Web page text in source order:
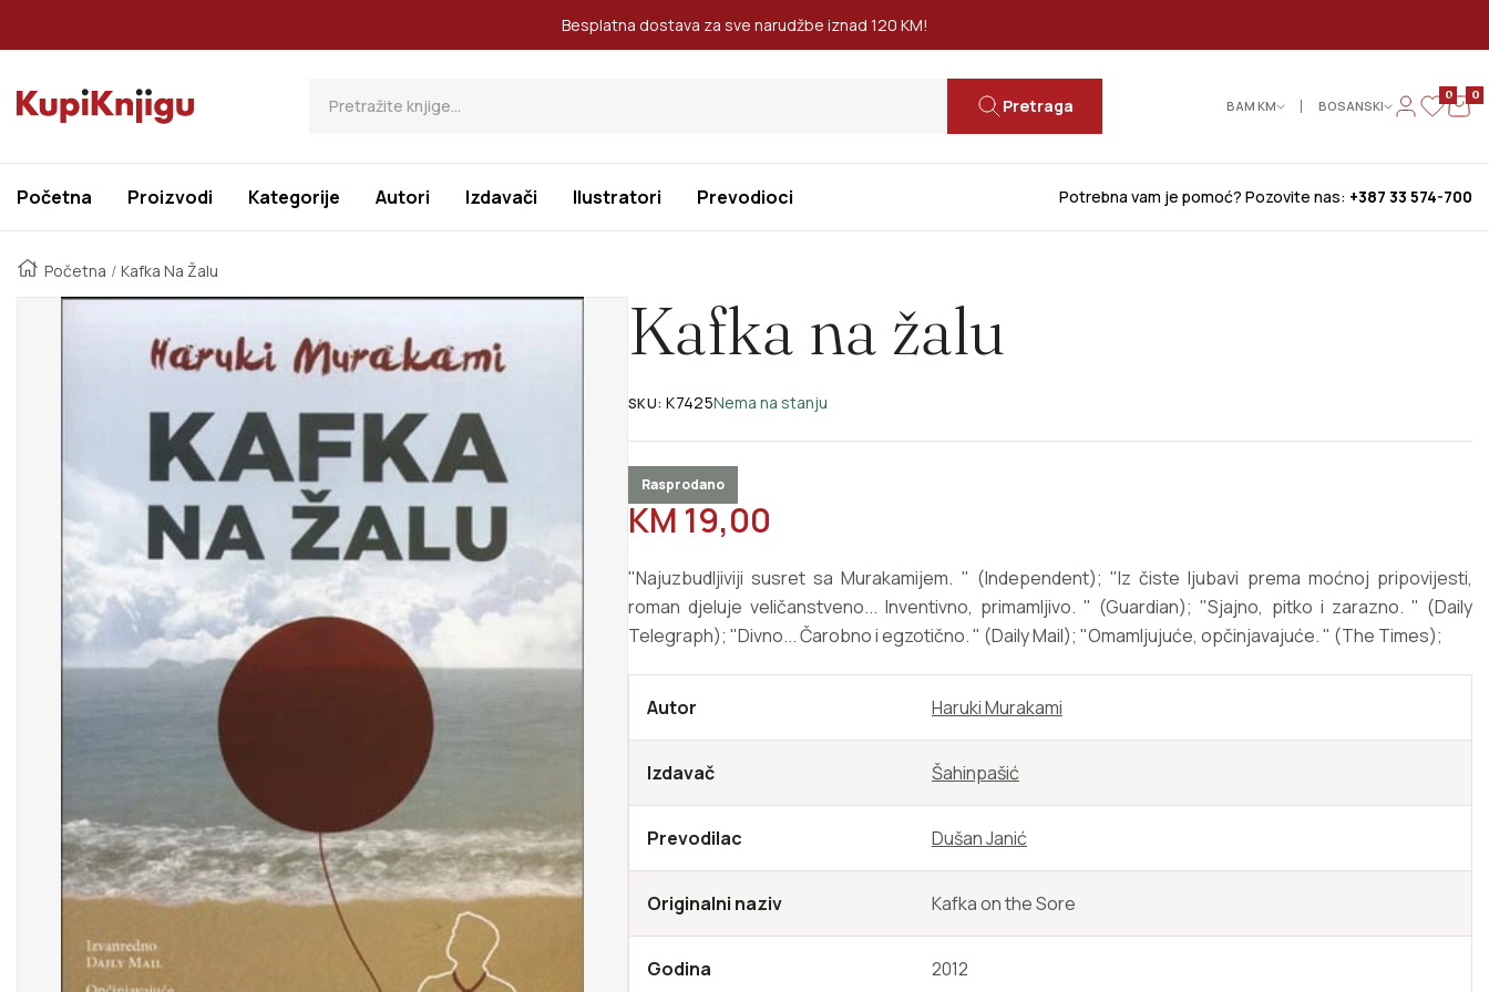
Besplatna dostava za sve narudžbe iznad 120 KM!
Kupi Knjigu Pretraga BAM КМ BOSANSKI
0 0
Početna Proizvodi Kategorije Autori Izdavači Ilustratori Prevodioci Potrebna vam je pomoć? Pozovite nas: +387 33 574-700
Početna Kafka Na Žalu
Kafka na žalu
SKU: K7425Nema na stanju
REDOVNA CIJENA
KM 19,00
Rasprodano
"Najuzbudljiviji susret sa Murakamijem. " (Independent); "Iz čiste ljubavi prema moćnoj pripovijesti,
roman djeluje veličanstveno... Inventivno, primamljivo. " (Guardian); "Sjajno, pitko i zarazno. " (Daily
Telegraph); "Divno... Čarobno i egzotično. " (Daily Mail); "Omamljujuće, opčinjavajuće. " (The Times);
Autor Haruki Murakami
Izdavač Šahinpašić
Prevodilac Dušan Janić
Originalni naziv Kafka on the Sore
Godina 2012